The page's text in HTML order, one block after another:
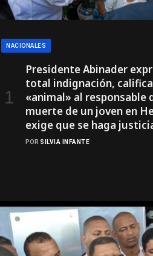
NACIONALES
Presidente Abinader
total indignación,
«animal» al responsable
muerte de un joven en
exige que se haga
POR SILVIA INFANTE